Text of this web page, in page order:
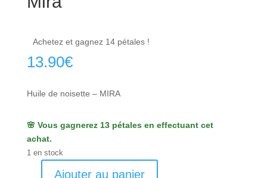
Achetez et gagnez 14 pétales !
13.90€
Huile de noisette – MIRA
🌸 Vous gagnerez 13 pétales en effectuant cet
achat.
1 en stock
Ajouter au panier